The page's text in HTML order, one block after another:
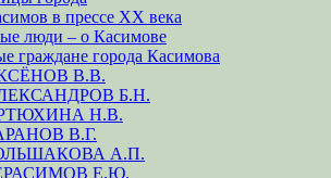
в прессе XX века
люди – о Касимове
граждане города Касимова
В.В.
Б.Н.
Н.В.
В.Г.
А.П.
Е.Ю.